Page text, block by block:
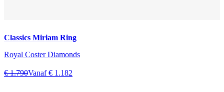
Classics Miriam Ring
Royal Coster Diamonds
€ 1.790Vanaf € 1.182